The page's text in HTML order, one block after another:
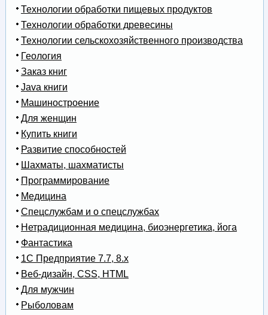
Технологии обработки пищевых продуктов
Технологии обработки древесины
Технологии сельскохозяйственного производства
Геология
Заказ книг
Java книги
Машиностроение
Для женщин
Купить книги
Развитие способностей
Шахматы, шахматисты
Программирование
Медицина
Спецслужбам и о спецслужбах
Нетрадиционная медицина, биоэнергетика, йога
Фантастика
1С Предприятие 7.7, 8.x
Веб-дизайн, CSS, HTML
Для мужчин
Рыболовам